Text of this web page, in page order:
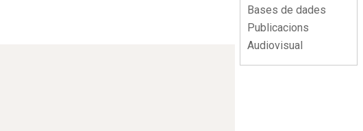
Bases de dades
Publicacions
Audiovisual